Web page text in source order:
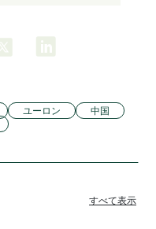
ユーロン
中国
すべて表示